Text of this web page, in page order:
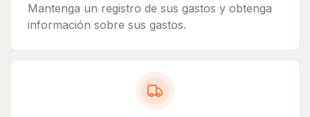
Mantenga un registro de sus gastos y obtenga
información sobre sus gastos.